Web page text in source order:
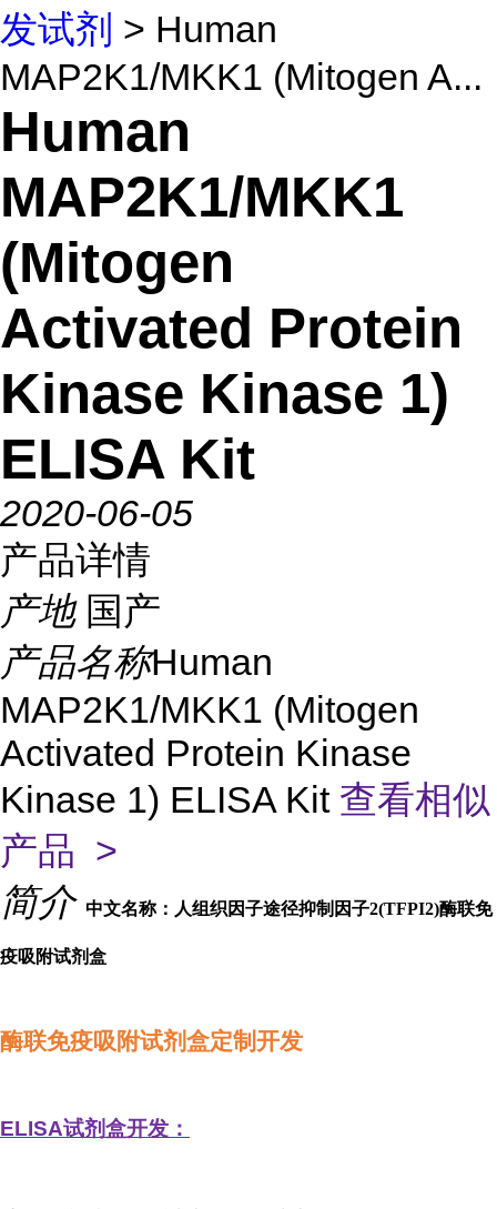
发试剂 > Human
MAP2K1/MKK1 (Mitogen A...
Human
MAP2K1/MKK1
(Mitogen
Activated Protein
Kinase Kinase 1)
ELISA Kit
2020-06-05
产品详情
产地 国产
产品名称Human
MAP2K1/MKK1 (Mitogen
Activated Protein Kinase
Kinase 1) ELISA Kit 查看相似
产品 >
简介 中文名称：人组织因子途径抑制因子2(TFPI2)酶联免
疫吸附试剂盒
酶联免疫吸附试剂盒定制开发
ELISA试剂盒开发：